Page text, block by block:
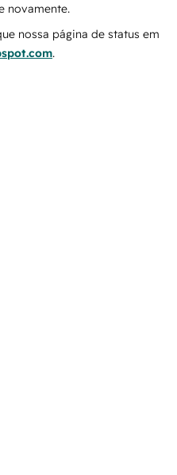
novamente.
nossa página de status em
.